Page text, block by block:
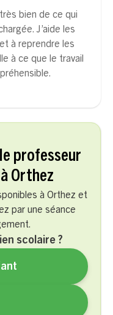
professeur
Orthez
à Orthez et
par une séance
scolaire ?
bien de ce qui
J’aide les
à reprendre les
à ce que le travail